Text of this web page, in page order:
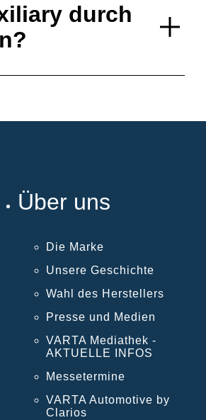
durch
Über uns
Die Marke
Unsere Geschichte
Wahl des Herstellers
Presse und Medien
VARTA Mediathek -
AKTUELLE INFOS
Messetermine
VARTA Automotive by
Clarios